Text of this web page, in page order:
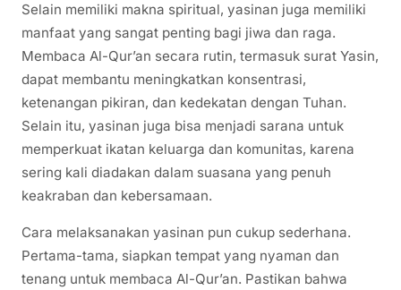
Selain memiliki makna spiritual, yasinan juga memiliki
manfaat yang sangat penting bagi jiwa dan raga.
Membaca Al-Qur’an secara rutin, termasuk surat Yasin,
dapat membantu meningkatkan konsentrasi,
ketenangan pikiran, dan kedekatan dengan Tuhan.
Selain itu, yasinan juga bisa menjadi sarana untuk
memperkuat ikatan keluarga dan komunitas, karena
sering kali diadakan dalam suasana yang penuh
keakraban dan kebersamaan.
Cara melaksanakan yasinan pun cukup sederhana.
Pertama-tama, siapkan tempat yang nyaman dan
tenang untuk membaca Al-Qur’an. Pastikan bahwa